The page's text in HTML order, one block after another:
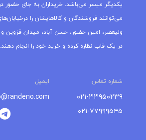
یکدیگر میسر می‌باشد. خریداران به جای حضور در
می‌توانند فروشندگان و کالاهایشان را
ولیعصر، امین حضور، حسن آباد، میدان قزوین و
در یک قاب نظاره کرده و خرید خود را انجام دهند.
شماره تماس ایمیل
۰۲۱-۳۳۹۵۰۲۳۹
۰۲۱-۷۷۹۹۹۵۴۵